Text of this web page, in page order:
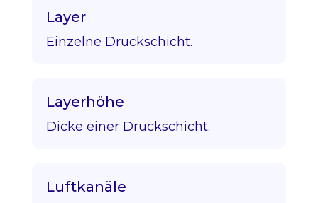
Layer
Einzelne Druckschicht.
Layerhöhe
Dicke einer Druckschicht.
Luftkanäle